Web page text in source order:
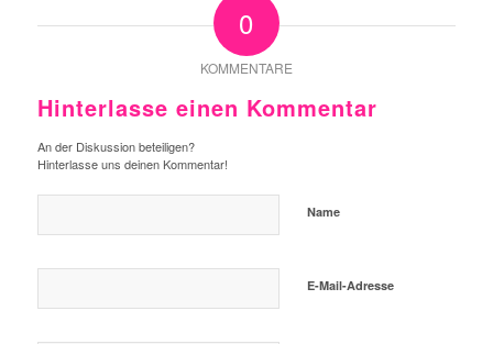
0
KOMMENTARE
Hinterlasse einen Kommentar
An der Diskussion beteiligen?
Hinterlasse uns deinen Kommentar!
Name
E-Mail-Adresse